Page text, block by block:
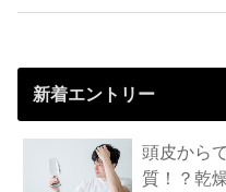
新着エントリー
頭皮から
質！？乾